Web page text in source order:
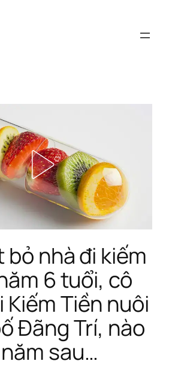
bỏ nhà đi kiếm
6 tuổi, cô
Kiếm Tiền nuôi
Đãng Trí, nào
sau…